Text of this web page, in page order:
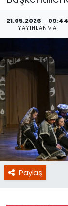
21.05.2026 - 09:44
YAYINLANMA
Paylaş